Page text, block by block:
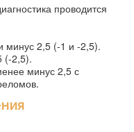
проводится
минус 2,5 (-1 и -2,5).
(-2,5).
минус 2,5 с